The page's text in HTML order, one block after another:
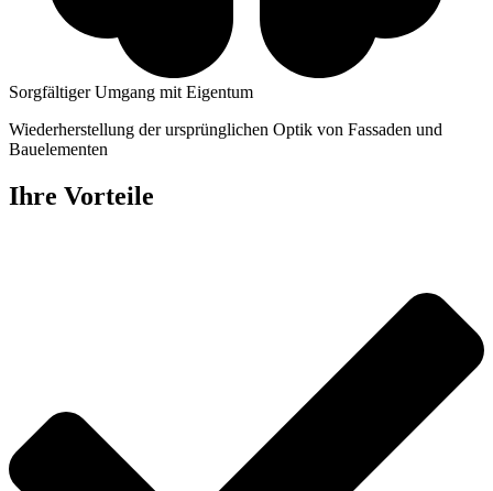
Sorgfältiger Umgang mit Eigentum
Wiederherstellung der ursprünglichen Optik von Fassaden und
Bauelementen
Ihre Vorteile